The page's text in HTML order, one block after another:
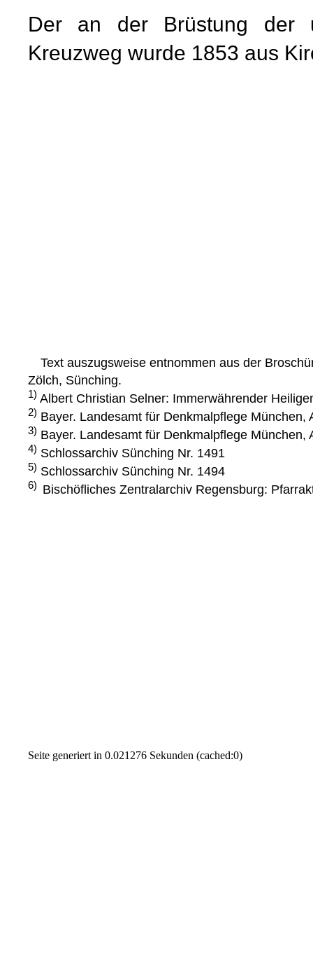
Der an der Brüstung der
Kreuzweg wurde 1853 aus
Text auszugsweise entnommen aus der
Zölch, Sünching.
1) Albert Christian Selner: Immerwährender
2) Bayer. Landesamt für Denkmalpflege München,
3) Bayer. Landesamt für Denkmalpflege München,
4) Schlossarchiv Sünching Nr. 1491
5) Schlossarchiv Sünching Nr. 1494
6) Bischöfliches Zentralarchiv Regensburg:
Seite generiert in 0.021276 Sekunden (cached:0)